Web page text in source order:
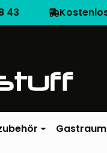
43
Gastraum